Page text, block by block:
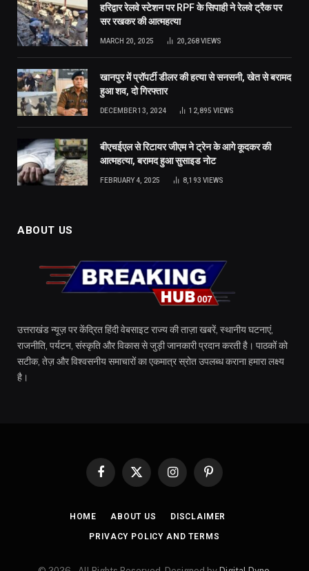
हरिद्वार रेलवे स्टेशन पर RPF के सिपाही ने रेलवे ट्रैक पर
सर रखकर की आत्महत्या
MARCH 20, 2025 20,268VIEWS
खानपुर में प्रॉपर्टी डीलर की हत्या से सनसनी, खेत से बरामद
हुआ शव, दो गिरफ्तार
DECEMBER 13, 2024 12,895 VIEWS
बीएचईएल से रिटायर जीएम ने ट्रेन के आगे कूदकर की
आत्महत्या, बरामद हुआ सुसाइड नोट
FEBRUARY 4, 2025 8,193 VIEWS
ABOUT US
उत्तराखंड न्यूज़ पर केंद्रित हिंदी वेबसाइट राज्य की ताज़ा खबरें, स्थानीय घटनाएं,
राजनीति, पर्यटन, संस्कृति और विकास से जुड़ी जानकारी प्रदान करती है। पाठकों को
सटीक, तेज़ और विश्वसनीय समाचारों का एकमात्र स्रोत उपलब्ध कराना हमारा लक्ष्य
है।
Facebook
X
InstagramPinterest
HOME ABOUT US DISCLAIMER
PRIVACY POLICY AND TERMS